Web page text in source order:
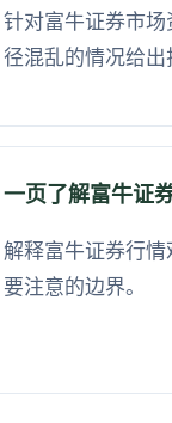
针对富牛证券市
径混乱的情况给出
一页了解富牛证
解释富牛证券行
要注意的边界。